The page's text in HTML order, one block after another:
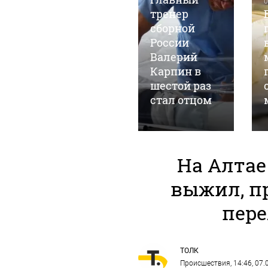
тренер
сборной
России
Валерий
Карпин в
шестой раз
стал отцом
На
выжил,
ТОЛК
Происшествия, 14:46,